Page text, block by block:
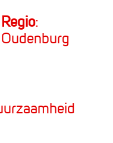
Regio:
Oudenburg